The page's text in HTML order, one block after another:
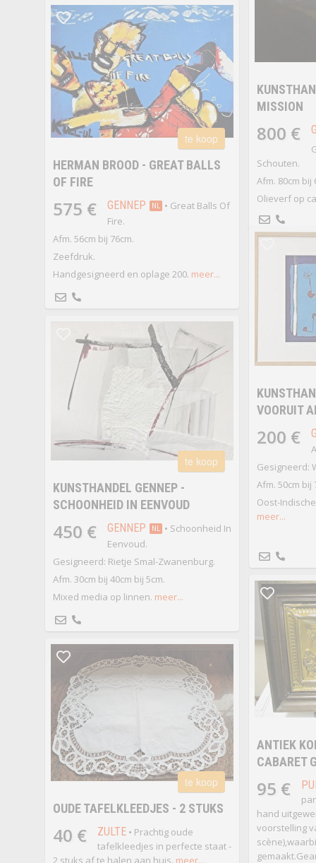
MISSION
800 €
Schouten.
Afm. 80cm bij
Olieverf op
te koop
HERMAN BROOD - GREAT BALLS
OF FIRE
575 € GENNEP NL • Great Balls Of
Fire.
Afm. 56cm bij 76cm.
Zeefdruk.
Handgesigneerd en oplage 200. meer...
VOORUIT
200 €
Gesigneerd:
Afm. 50cm
Oost-
meer...
te koop
KUNSTHANDEL GENNEP -
SCHOONHEID IN EENVOUD
450 € GENNEP NL • Schoonheid In
Eenvoud.
Gesigneerd: Rietje Smal-Zwanenburg.
Afm. 30cm bij 40cm bij 5cm.
Mixed media op linnen. meer...
ANTIEK
CABARET
95 €
hand
voorstelling
te koop
OUDE TAFELKLEEDJES - 2 STUKS
40 € ZULTE• Prachtig oude
tafelkleedjes in perfecte staat -
2 stuks af te halen aan huis. meer...